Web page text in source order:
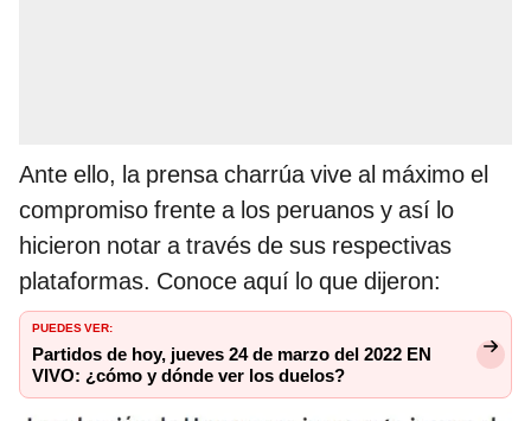
Ante ello, la prensa charrúa vive al máximo el
compromiso frente a los peruanos y así lo
hicieron notar a través de sus respectivas
plataformas. Conoce aquí lo que dijeron:
PUEDES VER:
Partidos de hoy, jueves 24 de marzo del 2022 EN
VIVO: ¿cómo y dónde ver los duelos?